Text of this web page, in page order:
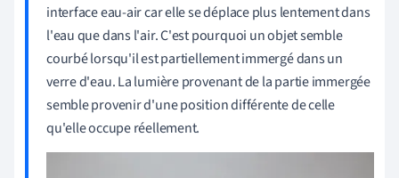
interface eau-air car elle se déplace plus lentement dans
l'eau que dans l'air. C'est pourquoi un objet semble
courbé lorsqu'il est partiellement immergé dans un
verre d'eau. La lumière provenant de la partie immergée
semble provenir d'une position différente de celle
qu'elle occupe réellement.